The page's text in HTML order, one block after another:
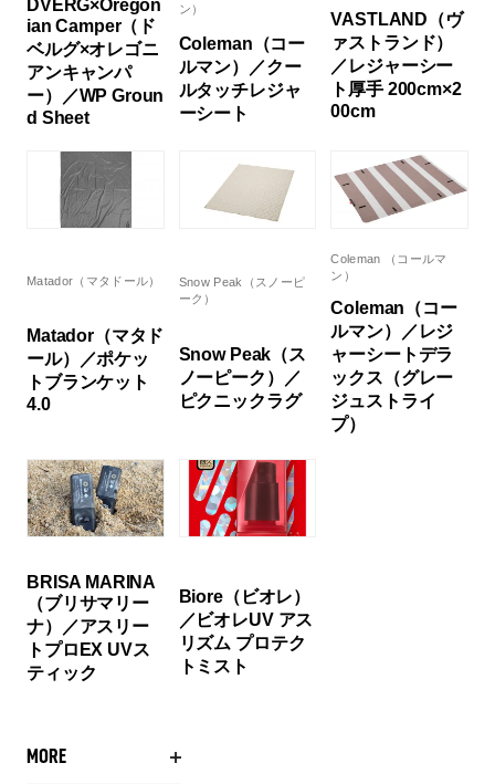
DVERG×Oregon
ian Camper（ド
ベルグ×オレゴニ
アンキャンパ
ー）／WP Groun
d Sheet
ン）
Coleman（コー
ルマン）／クー
ルタッチレジャ
ーシート
VASTLAND（ヴ
ァストランド）
／レジャーシー
ト厚手 200cm×2
00cm
Matador（マタドール）
Matador（マタド
ール）／ポケッ
トブランケット
4.0
Snow Peak（スノーピ
ーク）
Snow Peak（ス
ノーピーク）／
ピクニックラグ
Coleman （コールマ
ン）
Coleman（コー
ルマン）／レジ
ャーシートデラ
ックス（グレー
ジュストライ
プ）
BRISA MARINA
（ブリサマリー
ナ）／アスリー
トプロEX UVス
ティック
Biore（ビオレ）
／ビオレUV アス
リズム プロテク
トミスト
MORE